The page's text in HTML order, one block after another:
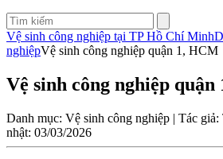
Vệ sinh công nghiệp tại TP Hồ Chí Minh
nghiệpVệ sinh công nghiệp quận 1, HCM
Vệ sinh công nghiệp
Danh mục: Vệ sinh công nghiệp | Tác giả:
nhật: 03/03/2026